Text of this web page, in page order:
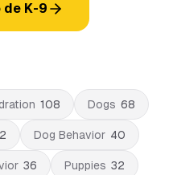
de K-9
108 Dogs 68
Dog Behavior 40
36 Puppies 32